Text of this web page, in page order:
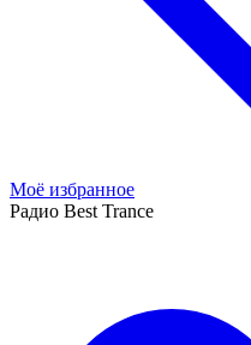
Моё избранное
Радио Best Trance